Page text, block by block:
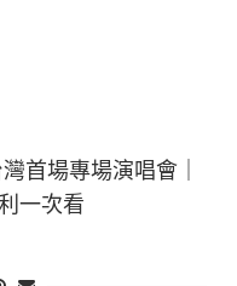
首場專場演唱會｜
一次看